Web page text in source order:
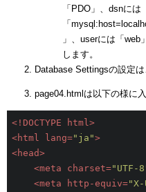
「PDO」、dsnには
「
」、userには「web
します。
Database Settingsの設定
page04.htmlは以下の様に入
<!DOCTYPE html>
<html lang="ja">
<head>
<meta charset="UTF-
<meta http-equiv="X-